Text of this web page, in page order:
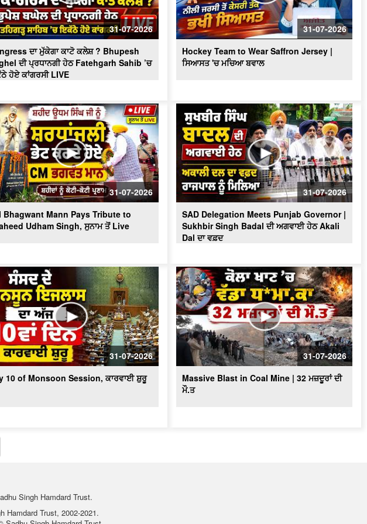
Massive Blast in Coal Mine | 32
ਮਜ਼ਦੂਰਾਂ ਦੀ ਮੌ.ਤ
31-07-2026
ਦਾ ਮੁੱਕੇਗਾ ਕਾਟੋ ਕਲੇਸ਼ ? Bhupesh
ਦੀ ਪ੍ਰਧਾਨਗੀ ਹੇਠ Fatehgarh Sahib ’ਚ
ਹੋਏ ਕਾਂਗਰਸੀ LIVE
31-07-2026
Hockey Team to Wear Saffron Jersey |
ਸਿਆਸਤ 'ਚ ਮਚਿਆ ਬਵਾਲ
31-07-2026
Bhagwant Mann Pays Tribute to
Udham Singh, ਸੁਨਾਮ ਤੋਂ Live
31-07-2026
SAD Delegation Meets Punjab Governor |
Sukhbir Singh Badal ਦੀ ਅਗਵਾਈ ਹੇਠ Akali
Dal ਦਾ ਵਫ਼ਦ
31-07-2026
10 of Monsoon Session, ਕਾਰਵਾਈ ਸ਼ੁਰੂ
31-07-2026
Massive Blast in Coal Mine | 32 ਮਜ਼ਦੂਰਾਂ ਦੀ
ਮੌ.ਤ
Singh Hamdard Trust.
Hamdard Trust, 2002-2021.